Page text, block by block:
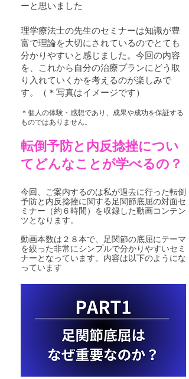
ーと思いました
理学療法士の先生のセミナーは知識が豊
富で理論を大切にされているのでとても
分かりやすいと感じました。今回の内容
を、これから自分の治療プランにどう取
り入れていくかを考えるのが楽しみで
す。
（＊写真はイメージです）
​＊個人の体験・感想であり、成果や成功を保証する
ものではありません。
転倒予防と内反捻挫につい
てどんなことが学べるの？
今回、ご案内するのは私が過去に行った転倒
予防と内反捻挫に関する足関節底屈の対面セ
ミナー（約６時間）を収録した動画コンテン
ツとなります。
動画本数は２８本で、足関節の底屈にテーマ
を絞った非常にシンプルで分かりやすいセミ
ナーとなっています。内容は以下のようにな
っています